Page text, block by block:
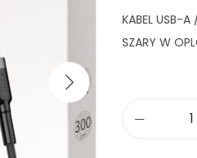
KABEL USB-
SZARY W